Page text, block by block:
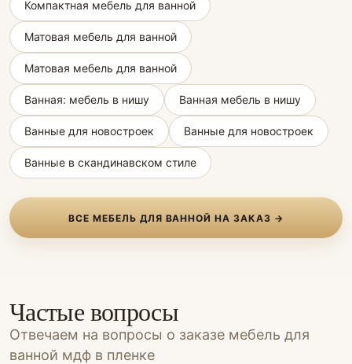
Компактная мебель для ванной
Матовая мебель для ванной
Матовая мебель для ванной
Ванная: мебель в нишу Ванная мебель в нишу
Ванные для новостроек Ванные для новостроек
Ванные в скандинавском стиле
ВСЕ МЕБЕЛЬ ДЛЯ ВАННОЙ НА ЗАКАЗ →
Частые вопросы
Отвечаем на вопросы о заказе мебель для
ванной мдф в пленке